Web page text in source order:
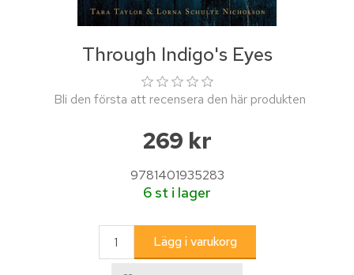
Through Indigo's Eyes
Bli den första att recensera den här produkten
269 kr
9781401935283
6 st i lager